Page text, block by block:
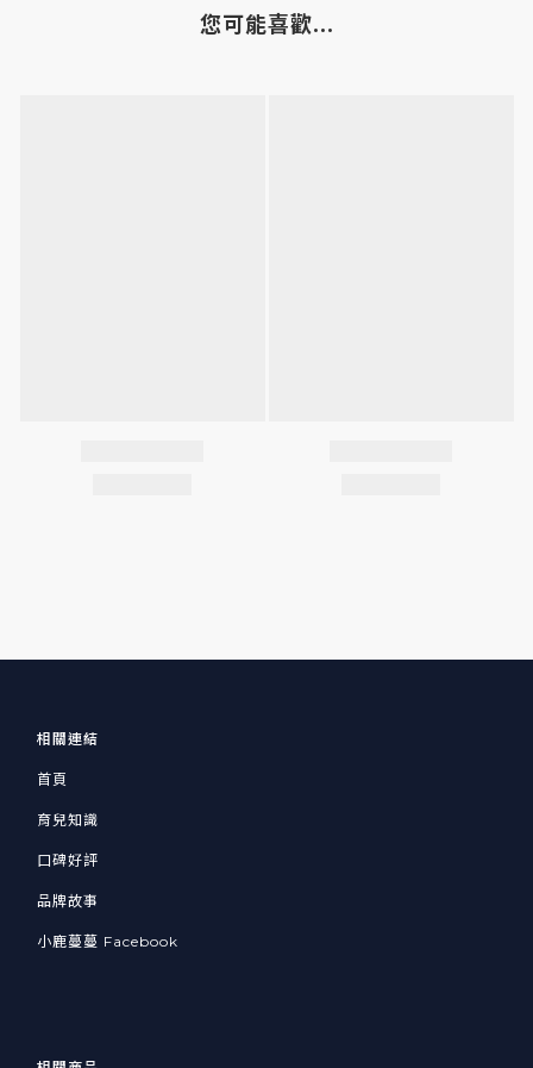
您可能喜歡...
相關連結
首頁
育兒知識
口碑好評
品牌故事
小鹿蔓蔓 Facebook